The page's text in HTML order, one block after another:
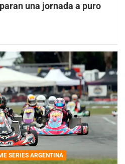
una jornada a puro
SERIES ARGENTINA